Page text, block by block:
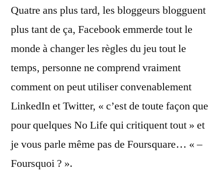
Quatre ans plus tard, les bloggeurs blogguent
plus tant de ça, Facebook emmerde tout le
monde à changer les règles du jeu tout le
temps, personne ne comprend vraiment
comment on peut utiliser convenablement
LinkedIn et Twitter, « c’est de toute façon que
pour quelques No Life qui critiquent tout » et
je vous parle même pas de Foursquare… « –
Foursquoi ? ».